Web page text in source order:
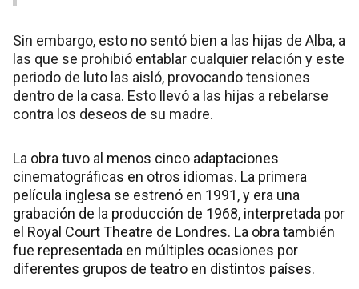
Sin embargo, esto no sentó bien a las hijas de Alba, a
las que se prohibió entablar cualquier relación y este
periodo de luto las aisló, provocando tensiones
dentro de la casa. Esto llevó a las hijas a rebelarse
contra los deseos de su madre.
La obra tuvo al menos cinco adaptaciones
cinematográficas en otros idiomas. La primera
película inglesa se estrenó en 1991, y era una
grabación de la producción de 1968, interpretada por
el Royal Court Theatre de Londres. La obra también
fue representada en múltiples ocasiones por
diferentes grupos de teatro en distintos países.